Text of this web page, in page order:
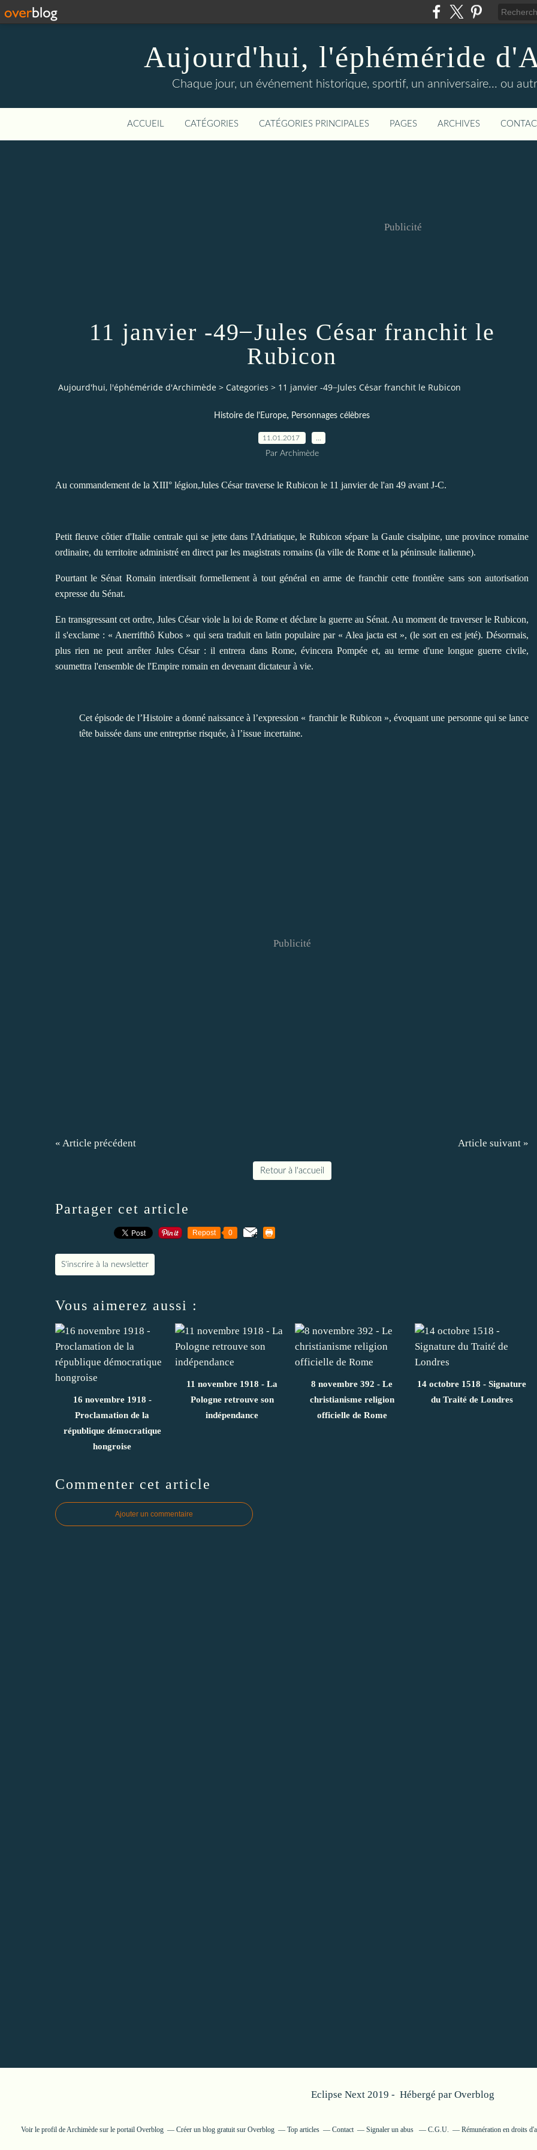
Aujourd'hui, l'éphéméride
Chaque jour, un événement historique, sportif, un anniversaire... ou
ACCUEIL CATÉGORIES CATÉGORIES PRINCIPALES PAGES ARCHIVES
Publicité
11 janvier -49 ̶ Jules César franchit le
Rubicon
Aujourd'hui, l'éphéméride d'Archimède > Categories > 11 janvier -49 ̶ Jules César franchit le Rubicon
Histoire de l'Europe, Personnages célèbres
11.01.2017
Par Archimède
Au commandement de la XIII° légion,Jules César traverse le Rubicon le 11 janvier de l'an 49 avant J-C.
Petit fleuve côtier d'Italie centrale qui se jette dans l'Adriatique, le Rubicon sépare la Gaule cisalpine, une province romaine
ordinaire, du territoire administré en direct par les magistrats romains (la ville de Rome et la péninsule italienne).
Pourtant le Sénat Romain interdisait formellement à tout général en arme de franchir cette frontière sans son autorisation
expresse du Sénat.
En transgressant cet ordre, Jules César viole la loi de Rome et déclare la guerre au Sénat. Au moment de traverser le Rubicon,
il s'exclame : « Anerrifthô Kubos » qui sera traduit en latin populaire par « Alea jacta est », (le sort en est jeté). Désormais,
plus rien ne peut arrêter Jules César : il entrera dans Rome, évincera Pompée et, au terme d'une longue guerre civile,
soumettra l'ensemble de l'Empire romain en devenant dictateur à vie.
Cet épisode de l’Histoire a donné naissance à l’expression « franchir le Rubicon », évoquant une personne qui se lance
tête baissée dans une entreprise risquée, à l’issue incertaine.
Publicité
« Article précédent Article suivant »
Retour à l'accueil
Partager cet article
Repost 0
S'inscrire à la newsletter
Vous aimerez aussi :
16 novembre 1918 -
Proclamation de la
république démocratique
hongroise
11 novembre 1918 - La
Pologne retrouve son
indépendance
8 novembre 392 - Le
christianisme religion
officielle de Rome
14 octobre 1518 - Signature
du Traité de Londres
Commenter cet article
Ajouter un commentaire
Eclipse Next 2019 - Hébergé par Overblog
Voir le profil deArchimède sur le portail Overblog Créer un blog gratuit sur Overblog Top articles Contact Signaler un abus C.G.U. Rémunération en droits